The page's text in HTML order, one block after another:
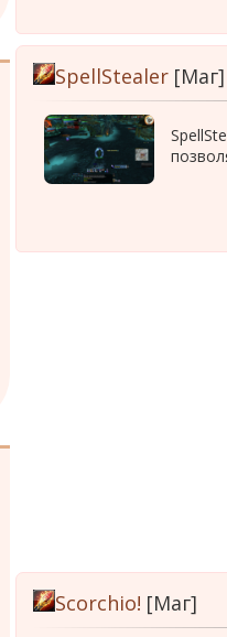
SpellStealer [Маг]
Scorchio! [Маг]